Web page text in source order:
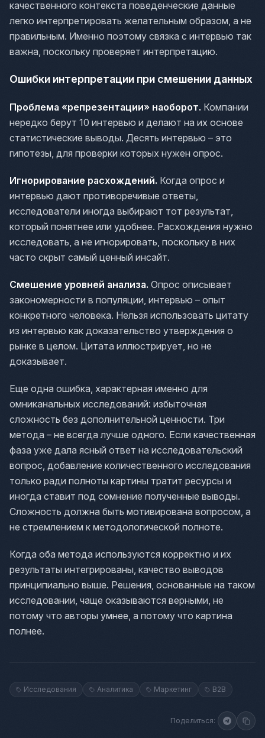
качественного контекста поведенческие данные
легко интерпретировать желательным образом, а не
правильным. Именно поэтому связка с интервью так
важна, поскольку проверяет интерпретацию.
Ошибки интерпретации при смешении данных
Проблема «репрезентации» наоборот. Компании
нередко берут 10 интервью и делают на их основе
статистические выводы. Десять интервью – это
гипотезы, для проверки которых нужен опрос.
Игнорирование расхождений. Когда опрос и
интервью дают противоречивые ответы,
исследователи иногда выбирают тот результат,
который понятнее или удобнее. Расхождения нужно
исследовать, а не игнорировать, поскольку в них
часто скрыт самый ценный инсайт.
Смешение уровней анализа. Опрос описывает
закономерности в популяции, интервью – опыт
конкретного человека. Нельзя использовать цитату
из интервью как доказательство утверждения о
рынке в целом. Цитата иллюстрирует, но не
доказывает.
Еще одна ошибка, характерная именно для
омниканальных исследований: избыточная
сложность без дополнительной ценности. Три
метода – не всегда лучше одного. Если качественная
фаза уже дала ясный ответ на исследовательский
вопрос, добавление количественного исследования
только ради полноты картины тратит ресурсы и
иногда ставит под сомнение полученные выводы.
Сложность должна быть мотивирована вопросом, а
не стремлением к методологической полноте.
Когда оба метода используются корректно и их
результаты интегрированы, качество выводов
принципиально выше. Решения, основанные на таком
исследовании, чаще оказываются верными, не
потому что авторы умнее, а потому что картина
полнее.
Исследования Аналитика Маркетинг B2B
Поделиться: